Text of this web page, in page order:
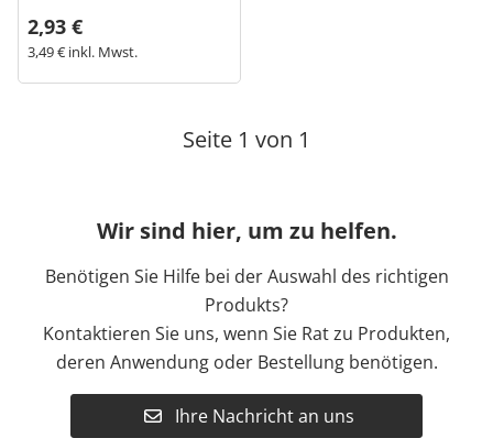
2,93 €
3,49 € inkl. Mwst.
Seite 1 von 1
Wir sind hier, um zu helfen.
Benötigen Sie Hilfe bei der Auswahl des richtigen
Produkts?
Kontaktieren Sie uns, wenn Sie Rat zu Produkten,
deren Anwendung oder Bestellung benötigen.
Ihre Nachricht an uns